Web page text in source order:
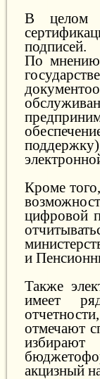
В целом
подписей.
По мнению
Кроме
цифровой
и
Также
имеет ряд
отмечают
акцизный